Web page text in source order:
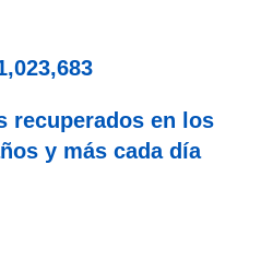
recuperados en los
y más cada día